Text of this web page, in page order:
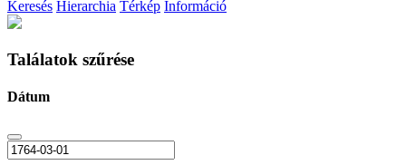
Keresés Hierarchia Térkép Információ
Találatok szűrése
Dátum